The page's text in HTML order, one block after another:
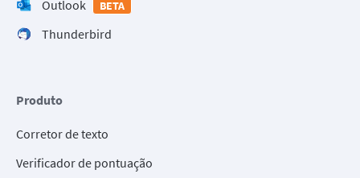
Outlook
BETA
Thunderbird
Produto
Corretor de texto
Verificador de pontuação